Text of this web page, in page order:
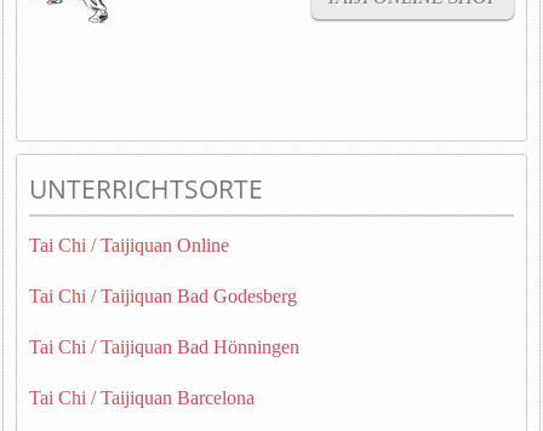
UNTERRICHTSORTE
Tai Chi / Taijiquan Online
Tai Chi / Taijiquan Bad Godesberg
Tai Chi / Taijiquan Bad Hönningen
Tai Chi / Taijiquan Barcelona